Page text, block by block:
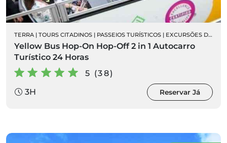
TERRA | TOURS CITADINOS | PASSEIOS TURÍSTICOS | EXCURSÕES DE AUTOCARRO
Yellow Bus Hop-On Hop-Off 2 in 1 Autocarro
Turístico 24 Horas
5 (38)
3H
Reservar Já